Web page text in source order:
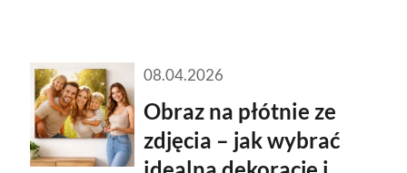
08.04.2026
Obraz na płótnie ze
zdjęcia – jak wybrać